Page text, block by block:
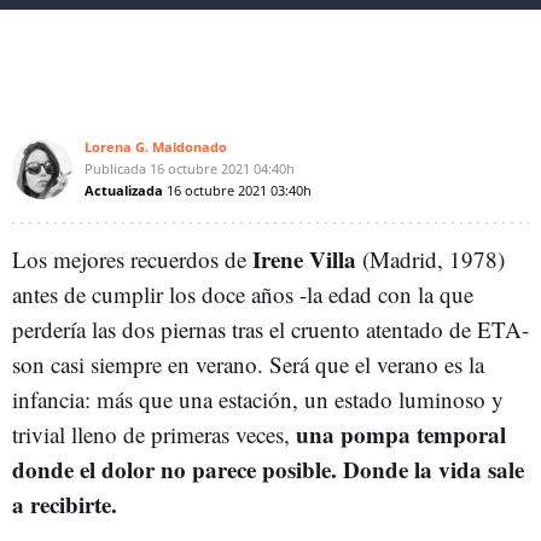
Lorena G. Maldonado
Publicada 16 octubre 2021 04:40h
Actualizada 16 octubre 2021 03:40h
Los mejores recuerdos de Irene Villa (Madrid, 1978)
antes de cumplir los doce años -la edad con la que
perdería las dos piernas tras el cruento atentado de ETA-
son casi siempre en verano. Será que el verano es la
infancia: más que una estación, un estado luminoso y
trivial lleno de primeras veces, una pompa temporal
donde el dolor no parece posible. Donde la vida sale
a recibirte.